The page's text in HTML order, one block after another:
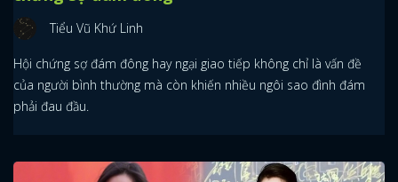
Tiểu Vũ Khứ Linh
Hội chứng sợ đám đông hay ngại giao tiếp không chỉ là vấn đề
của người bình thường mà còn khiến nhiều ngôi sao đình đám
phải đau đầu.